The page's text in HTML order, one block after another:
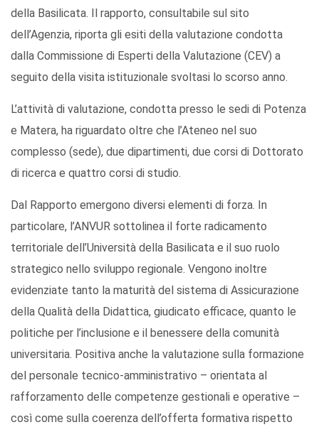
della Basilicata. Il rapporto, consultabile sul sito
dell’Agenzia, riporta gli esiti della valutazione condotta
dalla Commissione di Esperti della Valutazione (CEV) a
seguito della visita istituzionale svoltasi lo scorso anno.
L’attività di valutazione, condotta presso le sedi di Potenza
e Matera, ha riguardato oltre che l’Ateneo nel suo
complesso (sede), due dipartimenti, due corsi di Dottorato
di ricerca e quattro corsi di studio.
Dal Rapporto emergono diversi elementi di forza. In
particolare, l’ANVUR sottolinea il forte radicamento
territoriale dell’Università della Basilicata e il suo ruolo
strategico nello sviluppo regionale. Vengono inoltre
evidenziate tanto la maturità del sistema di Assicurazione
della Qualità della Didattica, giudicato efficace, quanto le
politiche per l’inclusione e il benessere della comunità
universitaria. Positiva anche la valutazione sulla formazione
del personale tecnico-amministrativo – orientata al
rafforzamento delle competenze gestionali e operative –
così come sulla coerenza dell’offerta formativa rispetto